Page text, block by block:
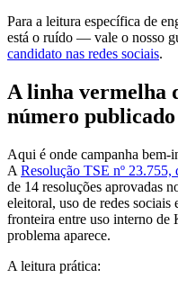
Para a leitura específica de
está o ruído — vale o nosso
candidato nas redes sociais.
A linha vermelha
número publicado
Aqui é onde campanha bem-
A Resolução TSE nº 23.755,
de 14 resoluções aprovadas
eleitoral, uso de redes
fronteira entre uso interno
problema aparece.
A leitura prática: